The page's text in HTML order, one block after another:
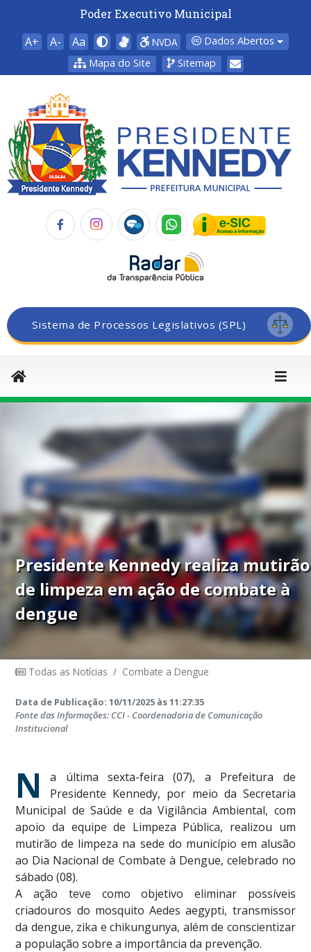
Poder Executivo Municipal
A+ A- Aa NVDA
Dados Abertos
Mapa do Site
Sitemap
Sistema de Processos Legislativos (SPL)
Presidente Kennedy realiza mutirão
de limpeza em ação de combate à
dengue
Todas as Notícias / Combate a Dengue
Data de Publicação: 10/11/2025 às 11:27:35
Fonte das Informações: CCI - Coordenadoria de Comunicação
Institucional
N
a última sexta-feira (07), a Prefeitura de
Presidente Kennedy, por meio da Secretaria
Municipal de Saúde e da Vigilância Ambiental, com
apoio da equipe de Limpeza Pública, realizou um
mutirão de limpeza na sede do município em alusão
ao Dia Nacional de Combate à Dengue, celebrado no
sábado (08).
A ação teve como objetivo eliminar possíveis
criadouros do mosquito Aedes aegypti, transmissor
da dengue, zika e chikungunya, além de conscientizar
a população sobre a importância da prevenção.